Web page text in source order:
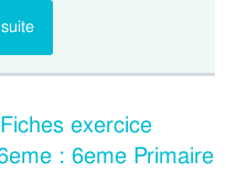
exercice
: 6eme Primaire